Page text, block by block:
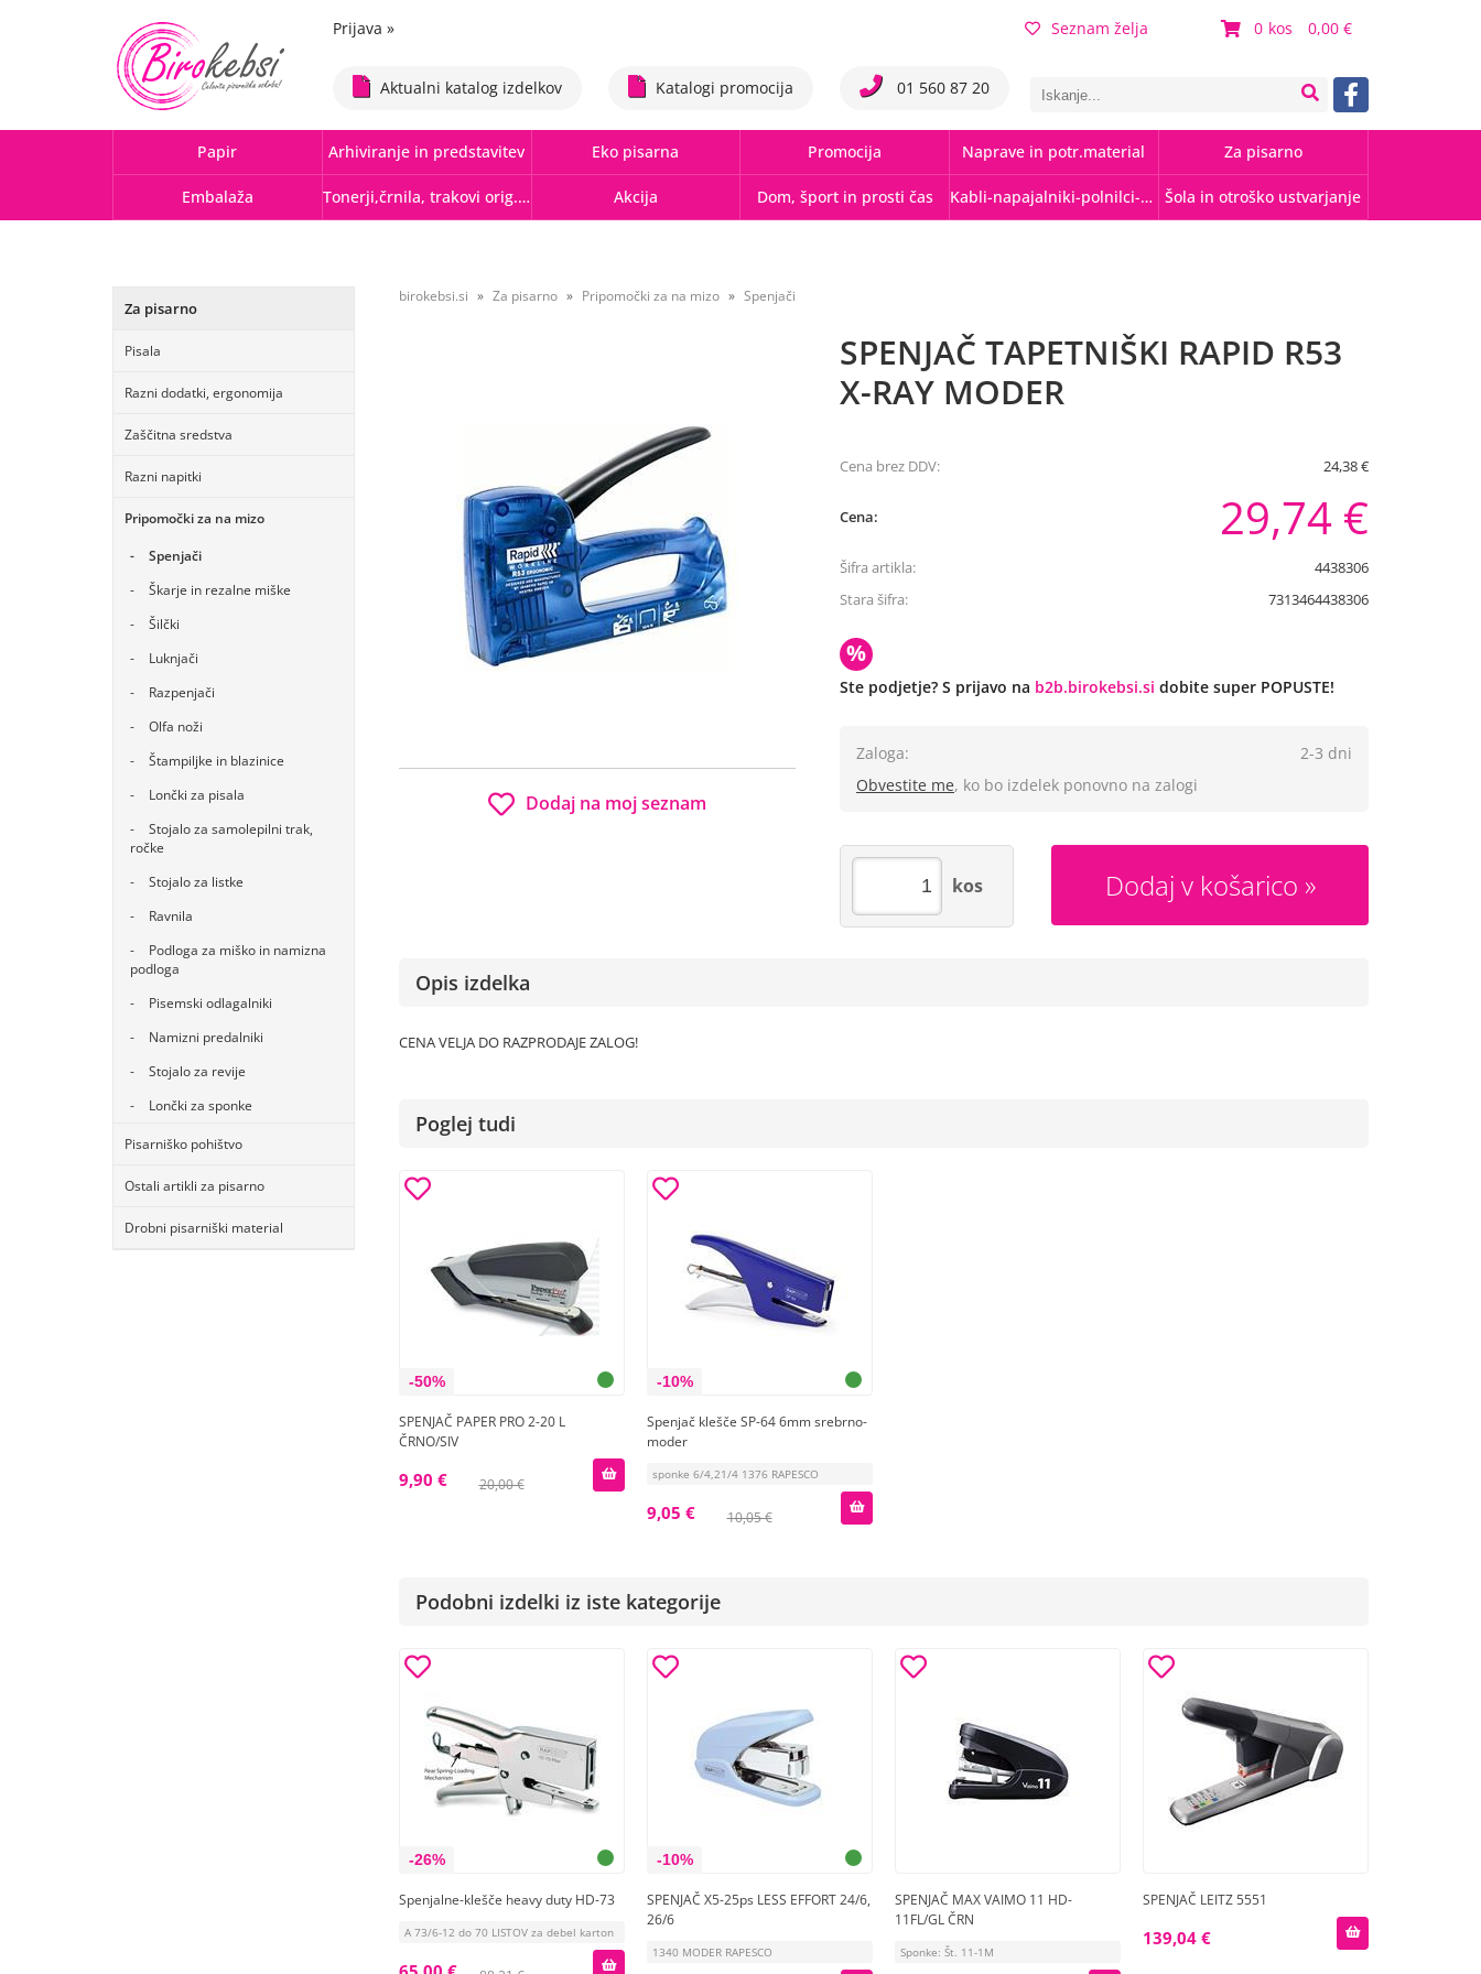
0 0,00
Prijava » Seznam želja
Aktualni katalog izdelkov Katalogi promocija 01 560 87 20
Papir Arhiviranje in predstavitev Eko pisarna Promocija Naprave in potr.material Za pisarno
Embalaža Tonerji,črnila, trakovi orig.-rec. Akcija Dom, šport in prosti čas Kabli-napajalniki-polnilci-hubi Šola in otroško ustvarjanje
Za pisarno
Pisala
Razni dodatki, ergonomija
Zaščitna sredstva
Razni napitki
Pripomočki za na mizo
Spenjači
Škarje in rezalne miške
Šilčki
Luknjači
Razpenjači
Olfa noži
Štampiljke in blazinice
Lončki za pisala
Stojalo za samolepilni trak,
ročke
Stojalo za listke
Ravnila
Podloga za miško in namizna
podloga
Pisemski odlagalniki
Namizni predalniki
Stojalo za revije
Lončki za sponke
Pisarniško pohištvo
Ostali artikli za pisarno
Drobni pisarniški material
birokebsi.si Za pisarno Pripomočki za na mizo Spenjači
SPENJAČ TAPETNIŠKI RAPID R53
X-RAY MODER
Dodaj na moj seznam
Cena brez DDV: 24,38 €
Cena: 29,74 €
Šifra artikla:
4438306
Stara šifra:
7313464438306
%
Ste podjetje? S prijavo na b2b.birokebsi.si dobite super POPUSTE!
Zaloga:
2-3 dni
Obvestite me, ko bo izdelek ponovno na zalogi
Dodaj v košarico
kos
Opis izdelka
CENA VELJA DO RAZPRODAJE ZALOG!
Poglej tudi
-50%
SPENJAČ PAPER PRO 2-20 L
ČRNO/SIV
20,00 €
9,90 €
-10%
Spenjač klešče SP-64 6mm srebrno-
moder
sponke 6/4,21/4 1376 RAPESCO
10,05 €
9,05 €
Podobni izdelki iz iste kategorije
-26%
Spenjalne-klešče heavy duty HD-73
A 73/6-12 do 70 LISTOV za debel karton
-10%
SPENJAČ X5-25ps LESS EFFORT 24/6,
26/6
1340 MODER RAPESCO
SPENJAČ MAX VAIMO 11 HD-
11FL/GL ČRN
Sponke: Št. 11-1M
SPENJAČ LEITZ 5551
139,04 €